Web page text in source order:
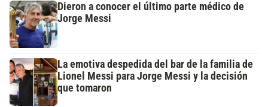
Dieron a conocer el último parte médico de
Jorge Messi
La emotiva despedida del bar de la familia de
Lionel Messi para Jorge Messi y la decisión
que tomaron